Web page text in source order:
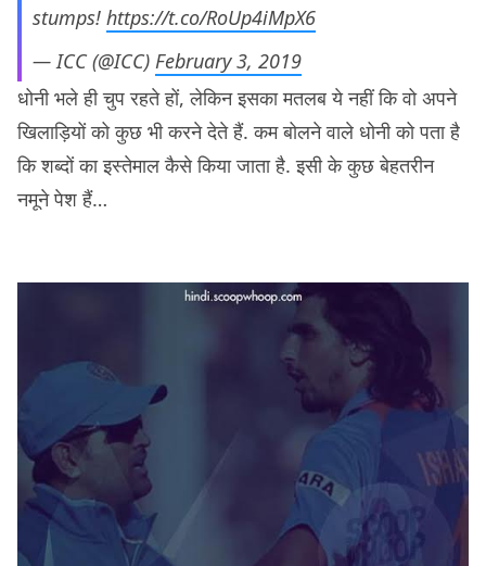
stumps! https://t.co/RoUp4iMpX6
— ICC (@ICC) February 3, 2019
धोनी भले ही चुप रहते हों, लेकिन इसका मतलब ये नहीं कि वो अपने
खिलाड़ियों को कुछ भी करने देते हैं. कम बोलने वाले धोनी को पता है
कि शब्दों का इस्तेमाल कैसे किया जाता है. इसी के कुछ बेहतरीन
नमूने पेश हैं…